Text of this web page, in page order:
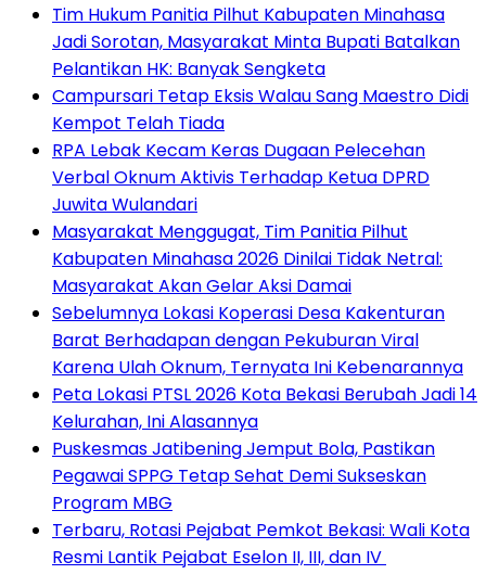
Tim Hukum Panitia Pilhut Kabupaten Minahasa
Jadi Sorotan, Masyarakat Minta Bupati Batalkan
Pelantikan HK: Banyak Sengketa
Campursari Tetap Eksis Walau Sang Maestro Didi
Kempot Telah Tiada
RPA Lebak Kecam Keras Dugaan Pelecehan
Verbal Oknum Aktivis Terhadap Ketua DPRD
Juwita Wulandari
Masyarakat Menggugat, Tim Panitia Pilhut
Kabupaten Minahasa 2026 Dinilai Tidak Netral:
Masyarakat Akan Gelar Aksi Damai
Sebelumnya Lokasi Koperasi Desa Kakenturan
Barat Berhadapan dengan Pekuburan Viral
Karena Ulah Oknum, Ternyata Ini Kebenarannya
Peta Lokasi PTSL 2026 Kota Bekasi Berubah Jadi 14
Kelurahan, Ini Alasannya
Puskesmas Jatibening Jemput Bola, Pastikan
Pegawai SPPG Tetap Sehat Demi Sukseskan
Program MBG
‎Terbaru, Rotasi Pejabat Pemkot Bekasi: Wali Kota
Resmi Lantik Pejabat Eselon II, III, dan IV ‎